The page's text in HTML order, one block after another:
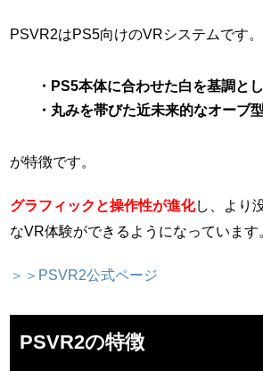
PSVR2はPS5向けのVRシステムです。
・PS5本体に合わせた白を基調と
・丸みを帯びた近未来的なオーブ
が特徴です。
グラフィックと操作性が進化し、より
なVR体験ができるようになっています
＞＞PSVR2公式ページ
PSVR2の特徴